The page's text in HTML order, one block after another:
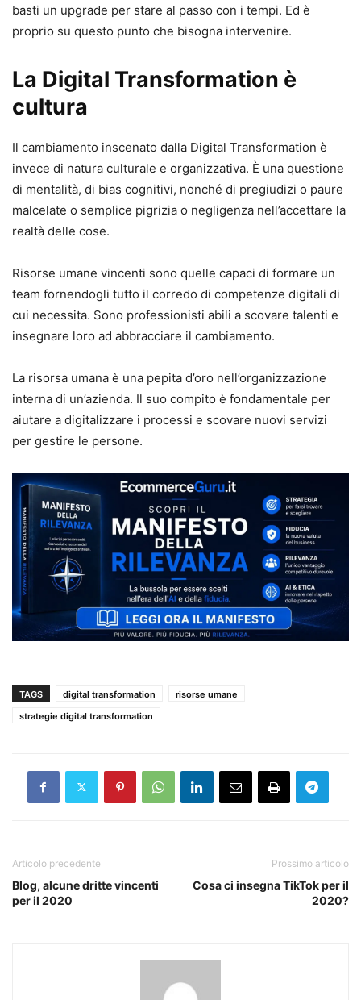
basti un upgrade per stare al passo con i tempi. Ed è
proprio su questo punto che bisogna intervenire.
La Digital Transformation è
cultura
Il cambiamento inscenato dalla Digital Transformation è
invece di natura culturale e organizzativa. È una questione
di mentalità, di bias cognitivi, nonché di pregiudizi o paure
malcelate o semplice pigrizia o negligenza nell’accettare la
realtà delle cose.
Risorse umane vincenti sono quelle capaci di formare un
team fornendogli tutto il corredo di competenze digitali di
cui necessita. Sono professionisti abili a scovare talenti e
insegnare loro ad abbracciare il cambiamento.
La risorsa umana è una pepita d’oro nell’organizzazione
interna di un’azienda. Il suo compito è fondamentale per
aiutare a digitalizzare i processi e scovare nuovi servizi
per gestire le persone.
TAGS digital transformation
risorse umane
strategie digital transformation
Articolo precedente
Blog, alcune dritte vincenti
per il 2020
Prossimo articolo
Cosa ci insegna TikTok per il
2020?